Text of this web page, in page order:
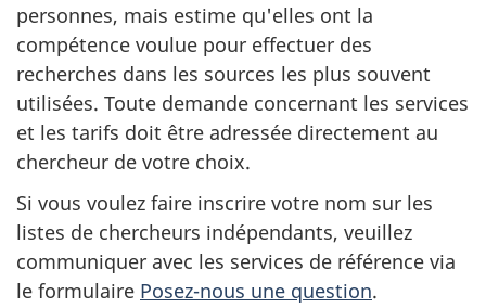
personnes, mais estime qu'elles ont la
compétence voulue pour effectuer des
recherches dans les sources les plus souvent
utilisées. Toute demande concernant les services
et les tarifs doit être adressée directement au
chercheur de votre choix.
Si vous voulez faire inscrire votre nom sur les
listes de chercheurs indépendants, veuillez
communiquer avec les services de référence via
le formulaire Posez-nous une question.